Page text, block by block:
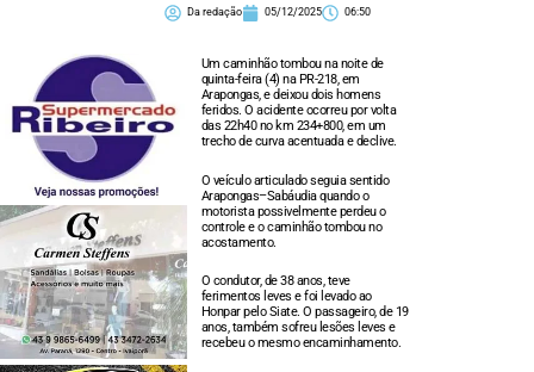
Da redação 05/12/2025 06:50
Um caminhão tombou na noite de
quinta-feira (4) na PR-218, em
Arapongas, e deixou dois homens
feridos. O acidente ocorreu por volta
das 22h40 no km 234+800, em um
trecho de curva acentuada e declive.
O veículo articulado seguia sentido
Arapongas–Sabáudia quando o
motorista possivelmente perdeu o
controle e o caminhão tombou no
acostamento.
O condutor, de 38 anos, teve
ferimentos leves e foi levado ao
Honpar pelo Siate. O passageiro, de 19
anos, também sofreu lesões leves e
recebeu o mesmo encaminhamento.